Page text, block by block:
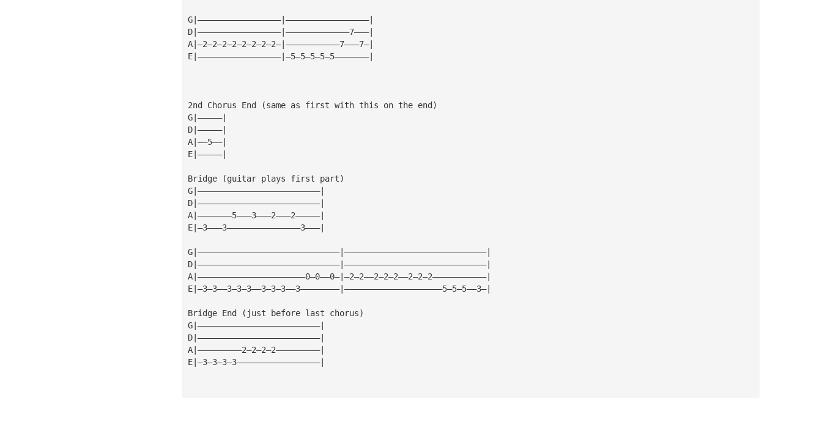
G|—————————————————|—————————————————|
D|—————————————————|—————————————7———|
A|—2—2—2—2—2—2—2—2—|———————————7———7—|
E|—————————————————|—5—5—5—5—5———————|
2nd Chorus End (same as first with this on the end)
G|—————|
D|—————|
A|——5——|
E|—————|
Bridge (guitar plays first part)
G|—————————————————————————|
D|—————————————————————————|
A|———————5———3———2———2—————|
E|—3———3———————————————3———|
G|—————————————————————————————|—————————————————————————————|
D|—————————————————————————————|—————————————————————————————|
A|——————————————————————0—0——0—|—2—2——2—2—2——2—2—2———————————|
E|—3—3——3—3—3——3—3—3——3————————|————————————————————5—5—5——3—|
Bridge End (just before last chorus)
G|—————————————————————————|
D|—————————————————————————|
A|—————————2—2—2—2—————————|
E|—3—3—3—3—————————————————|